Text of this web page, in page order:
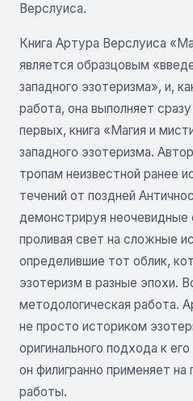
Верслуиса.
Книга Артура Верслуиса
является образцовым
западного эзотеризма», и,
работа, она выполняет
первых, книга «Магия и
западного эзотеризма.
тропам неизвестной ранее
течений от поздней
демонстрируя неочевидные
проливая свет на сложные
определившие тот облик,
эзотеризм в разные эпохи.
методологическая работа.
не просто историком
оригинального подхода к
он филигранно применяет
работы.